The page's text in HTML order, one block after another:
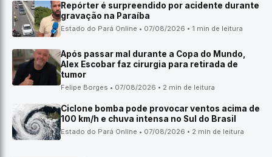
Repórter é surpreendido por acidente durante
gravação na Paraíba
Estado do Pará Online • 07/08/2026 • 1 min de leitura
Após passar mal durante a Copa do Mundo,
Alex Escobar faz cirurgia para retirada de
tumor
Felipe Borges • 07/08/2026 • 2 min de leitura
Ciclone bomba pode provocar ventos acima de
100 km/h e chuva intensa no Sul do Brasil
Estado do Pará Online • 07/08/2026 • 2 min de leitura